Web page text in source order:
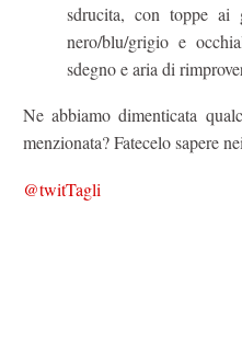
sdrucita, con toppe ai
nero/blu/grigio e
sdegno e aria di
Ne abbiamo dimenticata
menzionata? Fatecelo sapere
@twitTagli